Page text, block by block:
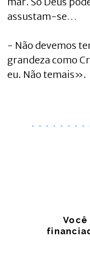
assustam-se…
- Não devemos
grandeza como
eu. Não temais».
Você